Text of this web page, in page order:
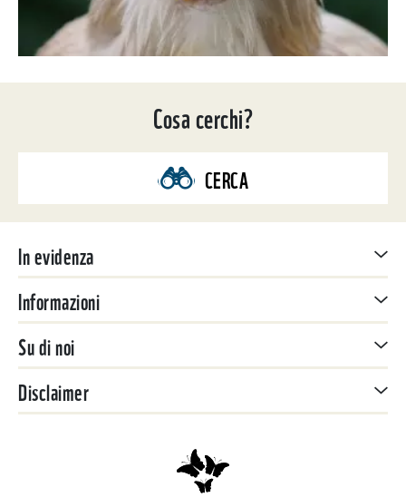
Cosa cerchi?
CERCA
In evidenza
Informazioni
Su di noi
Disclaimer